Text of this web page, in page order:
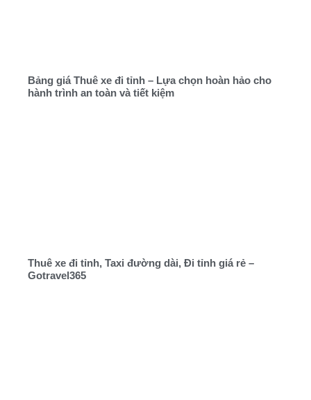
Bảng giá Thuê xe đi tỉnh – Lựa chọn hoàn hảo cho
hành trình an toàn và tiết kiệm
Thuê xe đi tỉnh, Taxi đường dài, Đi tỉnh giá rẻ –
Gotravel365